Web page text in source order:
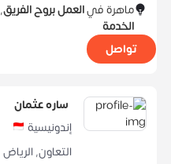
ماهرة فيالعمل بروح الفريق,
الخدمة
تواصل
ساره عثمان
إندونيسية
التعاون, الرياض